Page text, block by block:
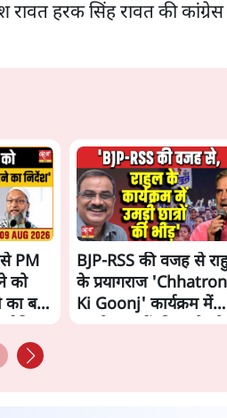
हरक सिंह रावत की कांग्रेस
से PM
को
बड़ा
BJP-RSS की वजह से
के प्रयागराज 'Chhatron
Ki Goonj' कार्यक्रम में